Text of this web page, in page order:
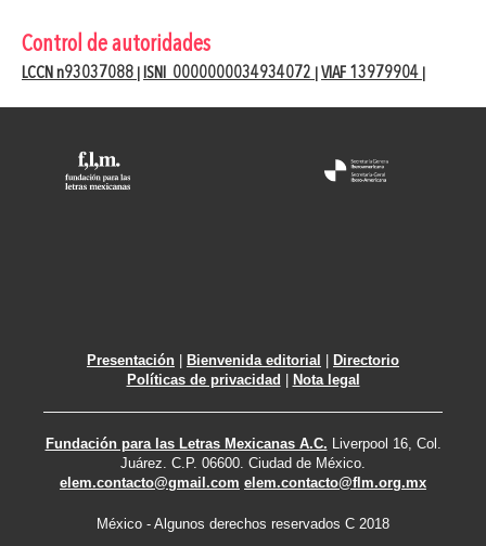
Control de autoridades
LCCN n93037088 ISNI 0000000034934072 VIAF 13979904
Presentación Bienvenida editorial
Directorio
Políticas de privacidad
Nota legal
Fundación para las Letras Mexicanas A.C. Liverpool 16, Col.
Juárez. C.P. 06600. Ciudad de México.
elem.contacto@gmail.com elem.contacto@flm.org.mx
México - Algunos derechos reservados C 2018